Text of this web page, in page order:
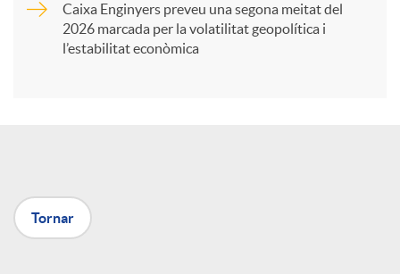
X
Caixa Enginyers preveu una segona meitat del
2026 marcada per la volatilitat geopolítica i
l’estabilitat econòmica
Tornar